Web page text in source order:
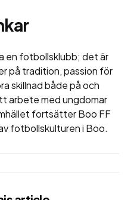
en fotbollsklubb; det är
på tradition, passion för
skillnad både på och
arbete med ungdomar
fortsätter Boo FF
fotbollskulturen i Boo.